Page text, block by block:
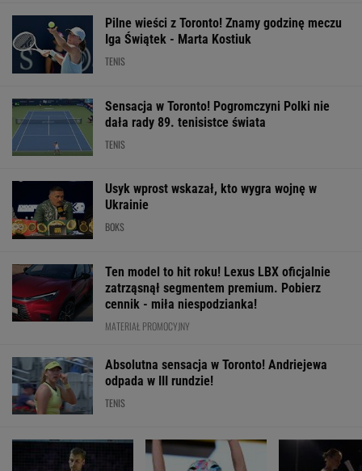
Pilne wieści z Toronto! Znamy godzinę meczu
Iga Świątek - Marta Kostiuk
TENIS
Sensacja w Toronto! Pogromczyni Polki nie
dała rady 89. tenisistce świata
TENIS
Usyk wprost wskazał, kto wygra wojnę w
Ukrainie
BOKS
Ten model to hit roku! Lexus LBX oficjalnie
zatrząsnął segmentem premium. Pobierz
cennik - miła niespodzianka!
MATERIAŁ PROMOCYJNY
Absolutna sensacja w Toronto! Andriejewa
odpada w III rundzie!
TENIS